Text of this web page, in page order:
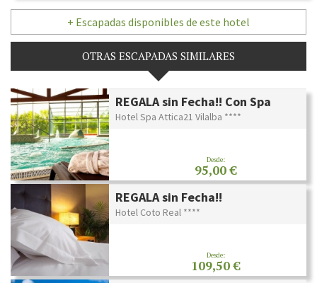
+ Escapadas disponibles de este hotel
OTRAS ESCAPADAS SIMILARES
REGALA sin Fecha!! Con Spa
Hotel Spa Attica21 Vilalba ****
Desde:
95,00 €
REGALA sin Fecha!!
Hotel Coto Real ****
Desde:
109,50 €